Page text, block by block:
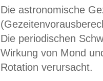
Die astronomische
Die periodischen
Wirkung von Mond
Rotation verursacht.